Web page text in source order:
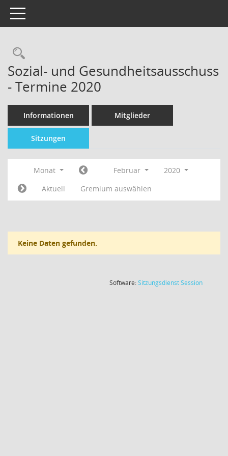
Toggle navigation
Sozial- und Gesundheitsausschuss
- Termine 2020
Informationen Mitglieder
Sitzungen
Monat Februar
2020
Aktuell
Gremium auswählen
Keine Daten gefunden.
Software:SitzungsdienstSession(Wird in